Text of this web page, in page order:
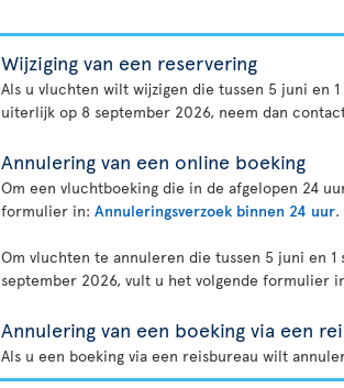
Wijziging van een reservering
Als u vluchten wilt wijzigen die tussen 5 juni en
uiterlijk op 8 september 2026, neem dan
Annulering van een online boeking
Om een vluchtboeking die in de afgelopen 24
formulier in: Annuleringsverzoek binnen 24 uur.
Om vluchten te annuleren die tussen 5 juni en
september 2026, vult u het volgende formulier
Annulering van een boeking via een
Als u een boeking via een reisbureau wilt